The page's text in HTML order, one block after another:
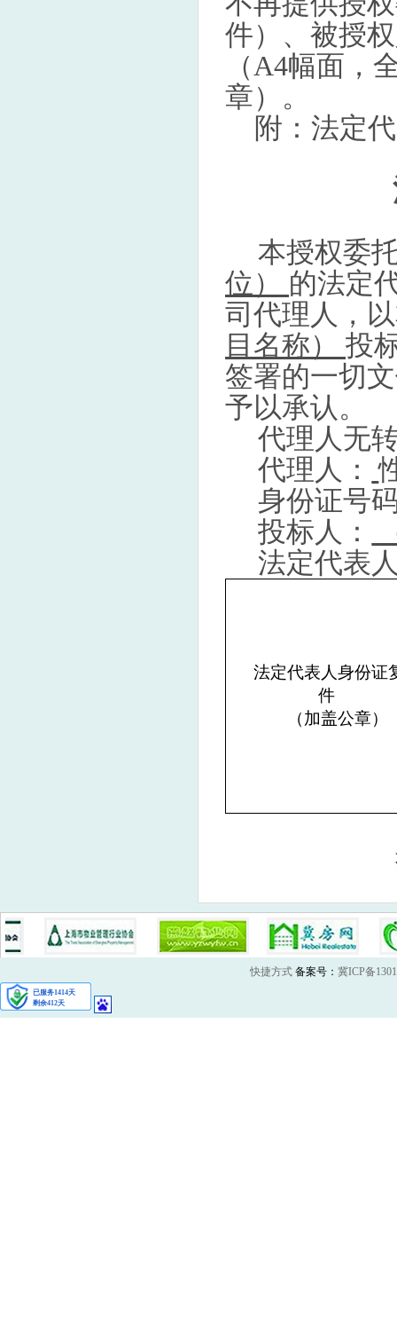
件）、被授
（A4幅面，
章）。
附：法定
本授权委
位） 的法定
司代理人，
目名称） 投
签署的一切
予以承认。
代理人无
代理人：
身份证号
投标人：
法定代表
法定代表人身份证
件
（加盖公章）
快捷方式 备案号：冀ICP备